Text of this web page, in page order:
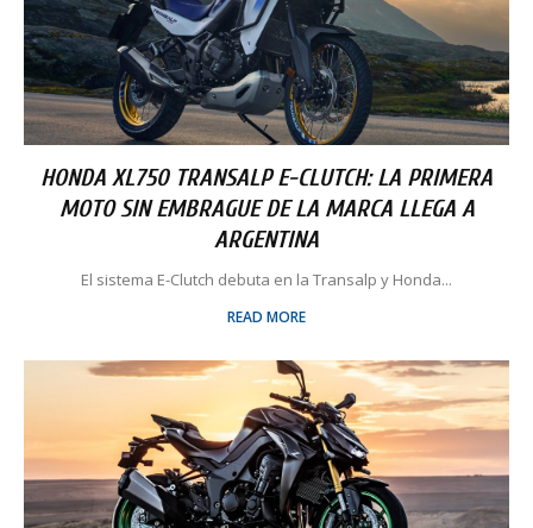
HONDA XL750 TRANSALP E-CLUTCH: LA PRIMERA
MOTO SIN EMBRAGUE DE LA MARCA LLEGA A
ARGENTINA
El sistema E-Clutch debuta en la Transalp y Honda...
READ MORE